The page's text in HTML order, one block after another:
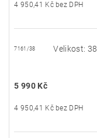
4 950,41 Kč bez DPH
7161/38 Velikost: 38
5 990 Kč
4 950,41 Kč bez DPH